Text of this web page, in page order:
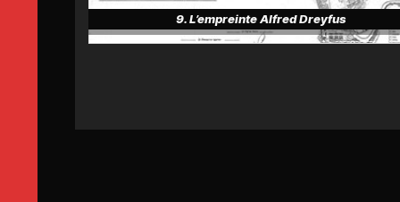
9. L’empreinte Alfred Dreyfus